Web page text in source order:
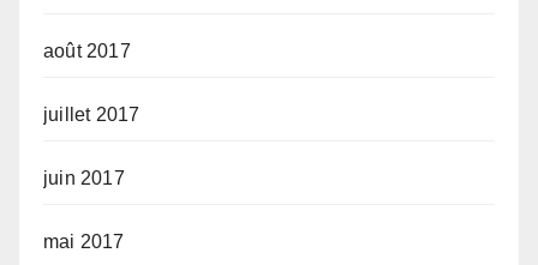
août 2017
juillet 2017
juin 2017
mai 2017